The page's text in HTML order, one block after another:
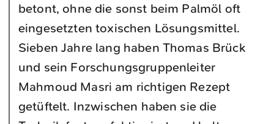
betont, ohne die sonst beim Palmöl oft
eingesetzten toxischen Lösungsmittel.
Sieben Jahre lang haben Thomas Brück
und sein Forschungsgruppenleiter
Mahmoud Masri am richtigen Rezept
getüftelt. Inzwischen haben sie die